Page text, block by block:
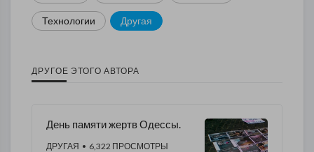
Технологии Другая
ДРУГОЕ ЭТОГО АВТОРА
День памяти жертв Одессы.
ДРУГАЯ • 6,322 ПРОСМОТРЫ